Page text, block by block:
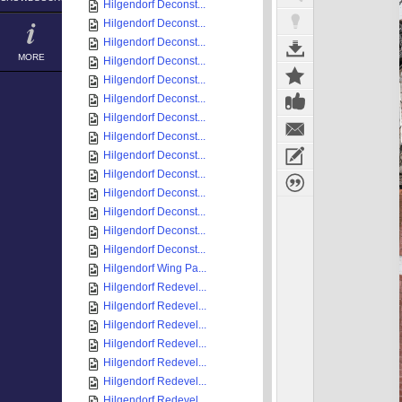
MORE
Hilgendorf Deconst...
Hilgendorf Deconst...
Hilgendorf Deconst...
Hilgendorf Deconst...
Hilgendorf Deconst...
Hilgendorf Deconst...
Hilgendorf Deconst...
Hilgendorf Deconst...
Hilgendorf Deconst...
Hilgendorf Deconst...
Hilgendorf Deconst...
Hilgendorf Deconst...
Hilgendorf Deconst...
Hilgendorf Deconst...
Hilgendorf Wing Pa...
Hilgendorf Redevel...
Hilgendorf Redevel...
Hilgendorf Redevel...
Hilgendorf Redevel...
Hilgendorf Redevel...
Hilgendorf Redevel...